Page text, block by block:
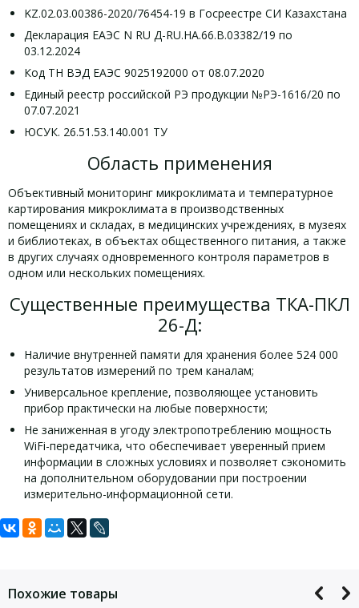
KZ.02.03.00386-2020/76454-19 в Госреестре СИ Казахстана
Декларация ЕАЭС N RU Д-RU.НА.66.В.03382/19 по
03.12.2024
Код ТН ВЭД ЕАЭС 9025192000 от 08.07.2020
Единый реестр российской РЭ продукции №РЭ-1616/20 по
07.07.2021
ЮСУК. 26.51.53.140.001 ТУ
Область применения
Объективный мониторинг микроклимата и температурное
картирования микроклимата в производственных
помещениях и складах, в медицинских учреждениях, в музеях
и библиотеках, в объектах общественного питания, а также
в других случаях одновременного контроля параметров в
одном или нескольких помещениях.
Существенные преимущества ТКА-ПКЛ
26-Д:
Наличие внутренней памяти для хранения более 524 000
результатов измерений по трем каналам;
Универсальное крепление, позволяющее установить
прибор практически на любые поверхности;
Не заниженная в угоду электропотреблению мощность
WiFi-передатчика, что обеспечивает уверенный прием
информации в сложных условиях и позволяет сэкономить
на дополнительном оборудовании при построении
измерительно-информационной сети.
Технические характеристики ТКА-ПКЛ
Диапазон измерения относительной
5 ÷ 98 % отн.
Задать вопрос
Похожие товары